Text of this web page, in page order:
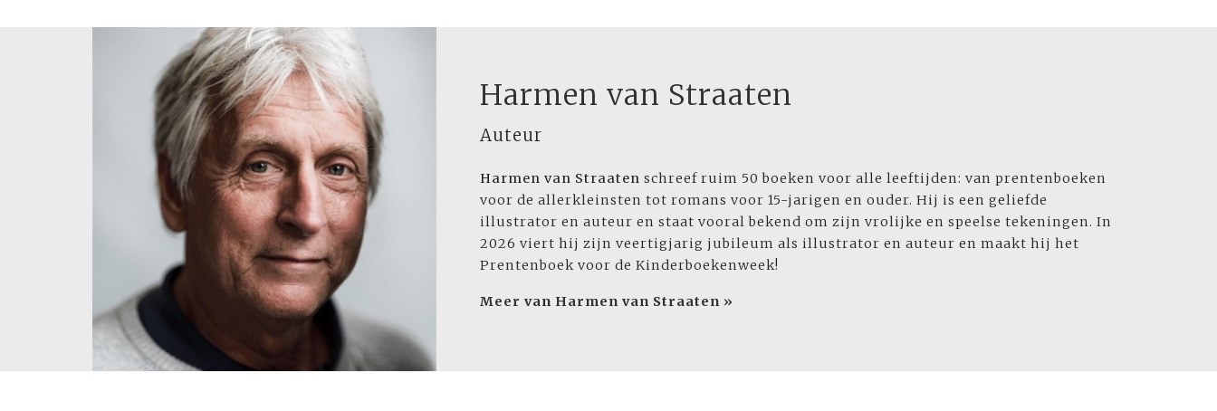
Harmen van Straaten
Auteur
Harmen van Straaten schreef ruim 50 boeken voor alle leeftijden: van prentenboeken
voor de allerkleinsten tot romans voor 15-jarigen en ouder. Hij is een geliefde
illustrator en auteur en staat vooral bekend om zijn vrolijke en speelse tekeningen. In
2026 viert hij zijn veertigjarig jubileum als illustrator en auteur en maakt hij het
Prentenboek voor de Kinderboekenweek!
Meer van Harmen van Straaten »